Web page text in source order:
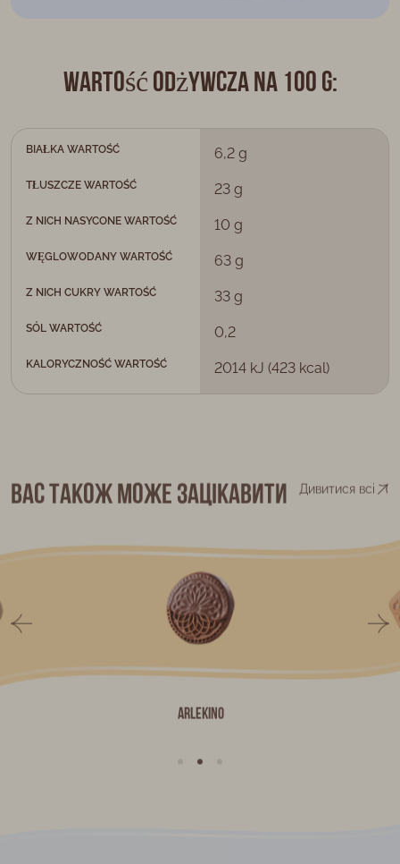
Wartość odżywcza na 100 g:
BIAŁKA WARTOŚĆ 6,2 g
TŁUSZCZE WARTOŚĆ 23 g
Z NICH NASYCONE WARTOŚĆ 10 g
WĘGLOWODANY WARTOŚĆ 63 g
Z NICH CUKRY WARTOŚĆ 33 g
SÓL WARTOŚĆ 0,2
KALORYCZNOŚĆ WARTOŚĆ 2014 kJ (423 kcal)
Вас також може зацікавити Дивитися всі
Arlekino